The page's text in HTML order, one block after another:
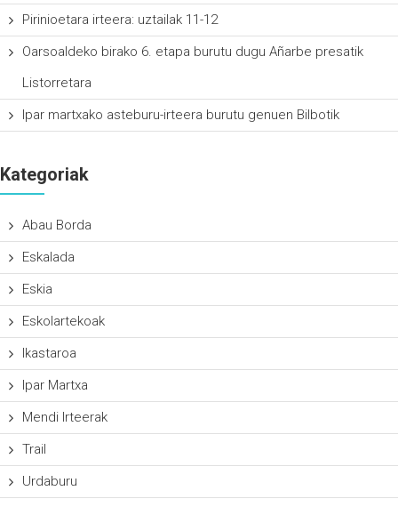
Pirinioetara irteera: uztailak 11-12
Oarsoaldeko birako 6. etapa burutu dugu Añarbe presatik
Listorretara
Ipar martxako asteburu-irteera burutu genuen Bilbotik
Kategoriak
Abau Borda
Eskalada
Eskia
Eskolartekoak
Ikastaroa
Ipar Martxa
Mendi Irteerak
Trail
Urdaburu